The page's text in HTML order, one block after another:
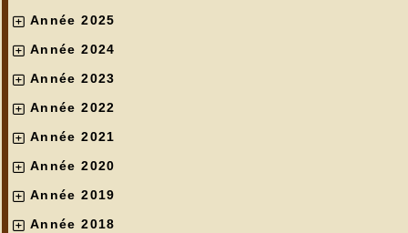
Année 2025
Année 2024
Année 2023
Année 2022
Année 2021
Année 2020
Année 2019
Année 2018